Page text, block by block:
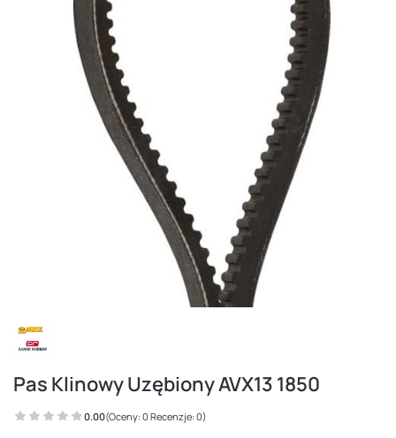
Pas Klinowy Uzębiony AVX13 1850
0.00(Oceny: 0 Recenzje: 0)